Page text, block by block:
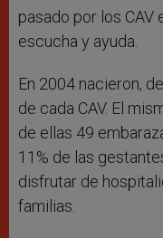
pasado por los CAV
escucha y ayuda.
En 2004 nacieron,
de cada CAV. El
de ellas 49
11% de las
disfrutar de
familias.